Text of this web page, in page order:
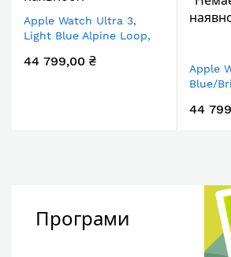
Apple Watch Ultra 3,
Light Blue Alpine Loop,
44 799,00 ₴
Apple
Blue/
Natural
44
Програми